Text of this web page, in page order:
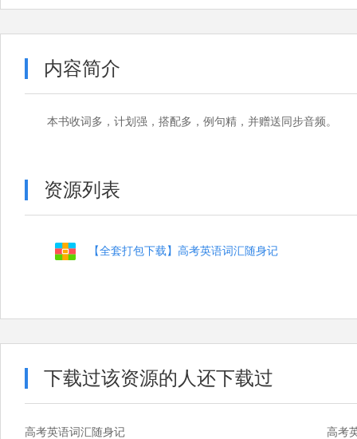
内容简介
本书收词多，计划强，搭配多，例句精，并赠送同步音频。
资源列表
【全套打包下载】高考英语词汇随身记
下载过该资源的人还下载过
高考英语词汇随身记
高考